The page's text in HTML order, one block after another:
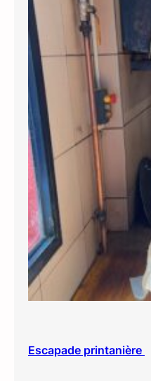
Escapade printanière